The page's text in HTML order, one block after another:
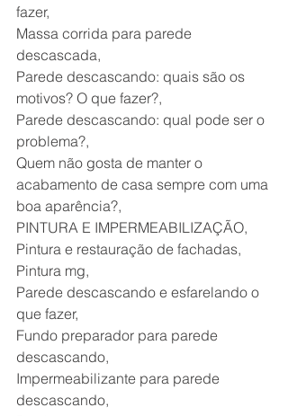
fazer,
Massa corrida para parede
descascada,
Parede descascando: quais são os
motivos? O que fazer?,
Parede descascando: qual pode ser o
problema?,
Quem não gosta de manter o
acabamento de casa sempre com uma
boa aparência?,
PINTURA E IMPERMEABILIZAÇÃO​,
Pintura e restauração de fachadas,
Pintura mg,
Parede descascando e esfarelando o
que fazer,
Fundo preparador para parede
descascando,
Impermeabilizante para parede
descascando,